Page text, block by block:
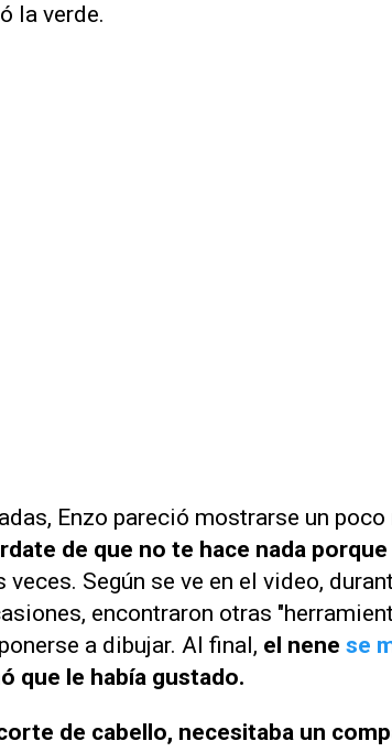
la verde.
Enzo pareció mostrarse un
de que no te hace nada
veces. Según se ve en el video,
encontraron otras
a dibujar. Al final, el nene se
que le había gustado.
de cabello, necesitaba un